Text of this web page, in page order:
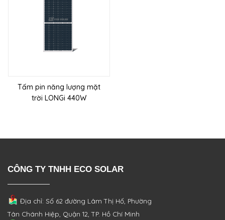
Tấm pin năng lượng mặt
trời LONGi 440W
CÔNG TY TNHH ECO SOLAR
Địa chỉ: Số 62 đường Lâm Thị Hố, Phường
Tân Chánh Hiệp, Quận 12, TP. Hồ Chí Minh